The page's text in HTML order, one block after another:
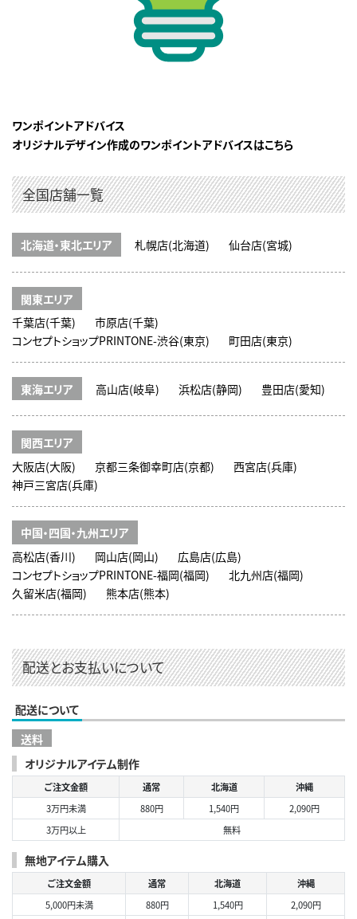
ワンポイントアドバイス
オリジナルデザイン作成のワンポイントアドバイスはこちら
全国店舗一覧
北海道・東北エリア 札幌店(北海道) 仙台店(宮城)
関東エリア
千葉店(千葉)
市原店(千葉)
コンセプトショップPRINTONE-渋谷(東京)
町田店(東京)
東海エリア 高山店(岐阜) 浜松店(静岡) 豊田店(愛知)
関西エリア
大阪店(大阪)
京都三条御幸町店(京都)
西宮店(兵庫)
神戸三宮店(兵庫)
中国・四国・九州エリア
高松店(香川)
岡山店(岡山)
広島店(広島)
コンセプトショップPRINTONE-福岡(福岡)
北九州店(福岡)
久留米店(福岡)
熊本店(熊本)
配送とお支払いについて
配送について
送料
オリジナルアイテム制作
ご注文金額 通常 北海道
沖縄
3万円未満
880円 1,540円
2,090円
3万円以上
無料
無地アイテム購入
ご注文金額 通常 北海道
沖縄
5,000円未満
880円 1,540円
2,090円